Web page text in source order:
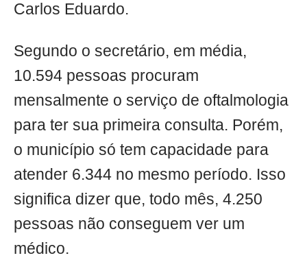
Carlos Eduardo.
Segundo o secretário, em média,
10.594 pessoas procuram
mensalmente o serviço de oftalmologia
para ter sua primeira consulta. Porém,
o município só tem capacidade para
atender 6.344 no mesmo período. Isso
significa dizer que, todo mês, 4.250
pessoas não conseguem ver um
médico.